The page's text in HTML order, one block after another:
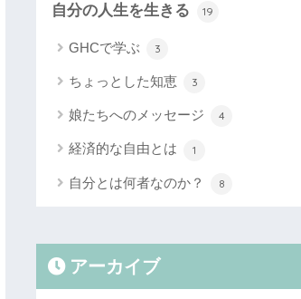
自分の人生を生きる 19
GHCで学ぶ 3
ちょっとした知恵 3
娘たちへのメッセージ 4
経済的な自由とは 1
自分とは何者なのか？ 8
アーカイブ